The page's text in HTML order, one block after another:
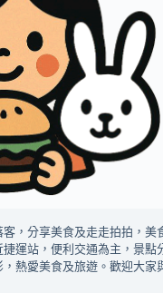
，分享美食及走走拍拍，美
運站，便利交通為主，景點
熱愛美食及旅遊。歡迎大家